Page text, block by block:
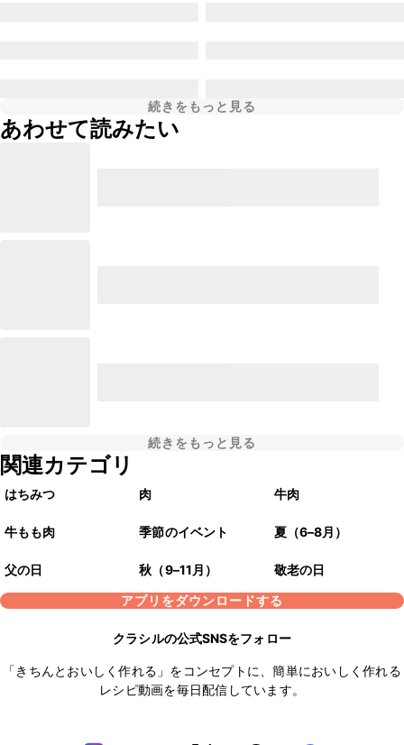
続きをもっと見る
あわせて読みたい
続きをもっと見る
関連カテゴリ
はちみつ 肉 牛肉
牛もも肉 季節のイベント 夏（6–8月）
父の日 秋（9–11月）
敬老の日
アプリをダウンロードする
クラシルの公式SNSをフォロー
「きちんとおいしく作れる」をコンセプトに、簡単においしく作れる
レシピ動画を毎日配信しています。